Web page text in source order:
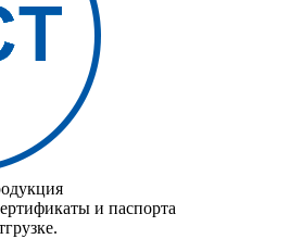
и паспорта